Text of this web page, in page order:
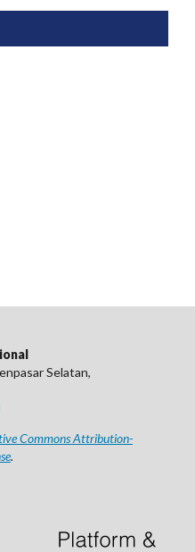
Selatan,
Commons Attribution-
.